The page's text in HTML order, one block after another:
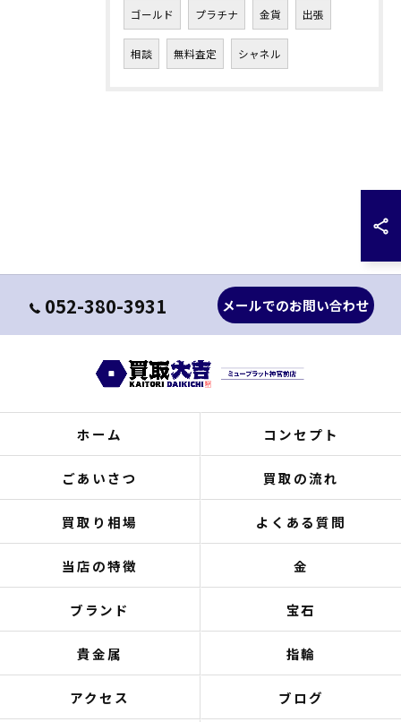
ゴールド プラチナ 金貨 出張
相談 無料査定 シャネル
052-380-3931 メールでのお問い合わせ
ホーム コンセプト
ごあいさつ 買取の流れ
買取り相場 よくある質問
当店の特徴 金
ブランド 宝石
貴金属 指輪
アクセス ブログ